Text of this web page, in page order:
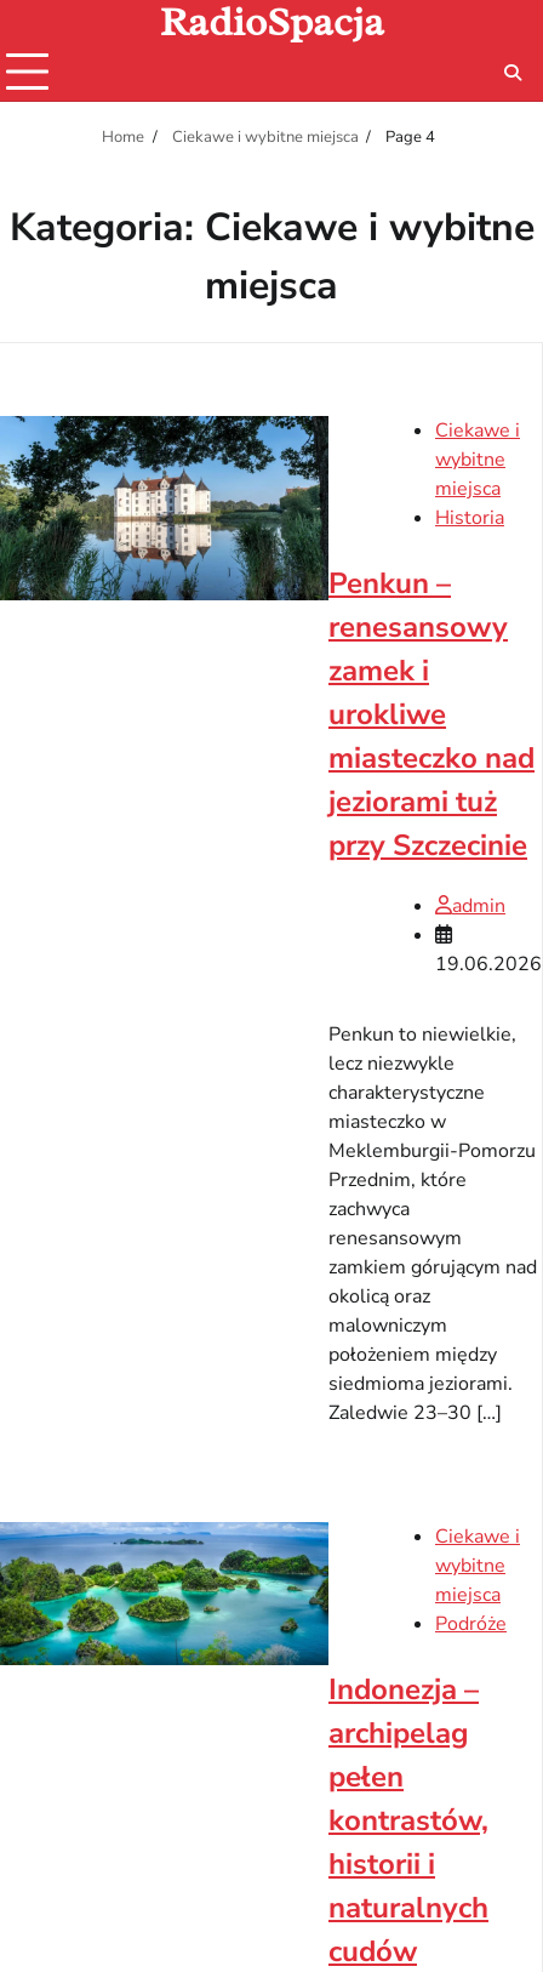
content
RadioSpacja
Home Ciekawe i wybitne miejsca Page 4
Kategoria: Ciekawe i wybitne
miejsca
Ciekawe i
wybitne
miejsca
Historia
Penkun –
renesansowy
zamek i
urokliwe
miasteczko nad
jeziorami tuż
przy Szczecinie
admin
19.06.2026
Penkun to niewielkie,
lecz niezwykle
charakterystyczne
miasteczko w
Meklemburgii-Pomorzu
Przednim, które
zachwyca
renesansowym
zamkiem górującym nad
okolicą oraz
malowniczym
położeniem między
siedmioma jeziorami.
Zaledwie 23–30 […]
Ciekawe i
wybitne
miejsca
Podróże
Indonezja –
archipelag
pełen
kontrastów,
historii i
naturalnych
cudów